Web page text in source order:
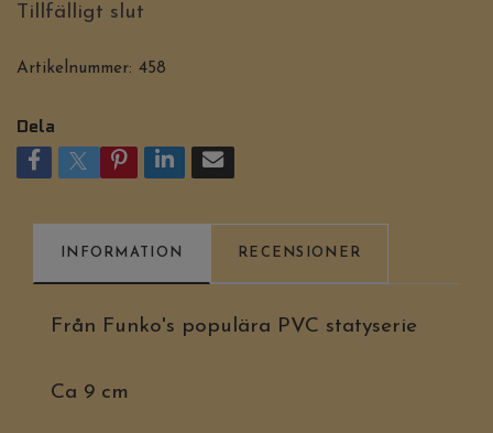
Tillfälligt slut
Artikelnummer: 458
Dela
INFORMATION RECENSIONER
Från Funko's populära PVC statyserie
Ca 9 cm